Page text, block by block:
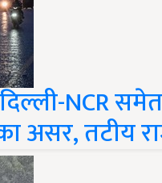
NCR
असर, तटीय